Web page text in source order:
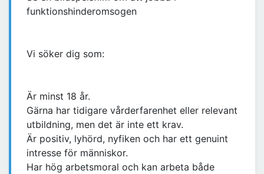
funktionshinderomsogen
Vi söker dig som:
Är minst 18 år.
Gärna har tidigare vårderfarenhet eller relevant
utbildning, men det är inte ett krav.
Är positiv, lyhörd, nyfiken och har ett genuint
intresse för människor.
Har hög arbetsmoral och kan arbeta både